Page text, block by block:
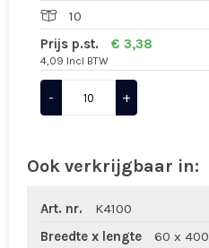
10
Prijs p.st.
€ 3,38
4,09 Incl BTW
- +
Ook verkrijgbaar in:
Art. nr.
K4100
Breedte x lengte
60 x 400